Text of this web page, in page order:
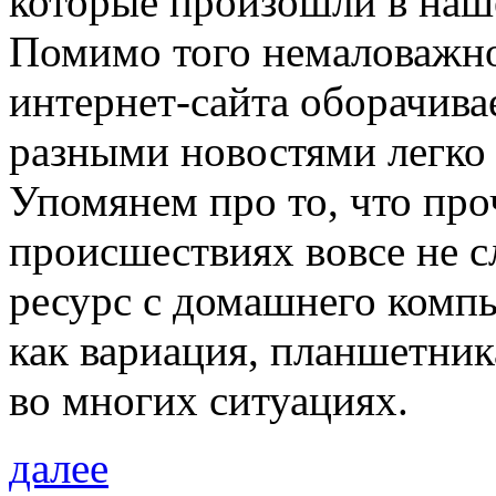
Помимо того
интернет-сайта
разными новостями
Упомянем про то, что
происшествиях вовсе не
ресурс с домашнего
как вариация,
во многих ситуациях.
далее